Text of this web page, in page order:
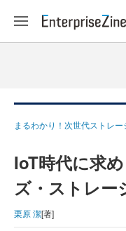
まるわかり！次世代ストレー
IoT時代に求
ズ・ストレー
栗原 潔[著]